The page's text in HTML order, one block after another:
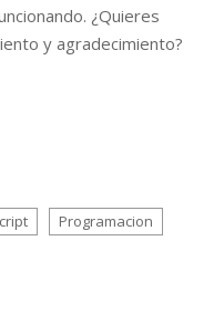
¿Quieres
y agradecimiento?
Programacion